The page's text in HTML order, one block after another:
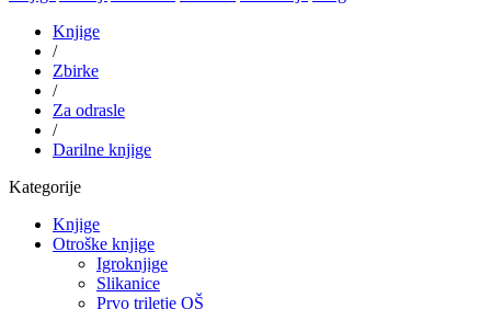
Knjige
/
Zbirke
/
Za odrasle
/
Darilne knjige
Kategorije
Knjige
Otroške knjige
Igroknjige
Slikanice
Prvo triletje OŠ